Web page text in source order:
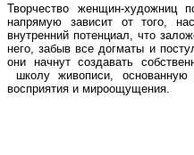
Творчество женщин-художниц
напрямую зависит от того,
внутренний потенциал, что
него, забыв все догматы и
они начнут создавать
школу живописи, основанную
восприятия и мироощущения.